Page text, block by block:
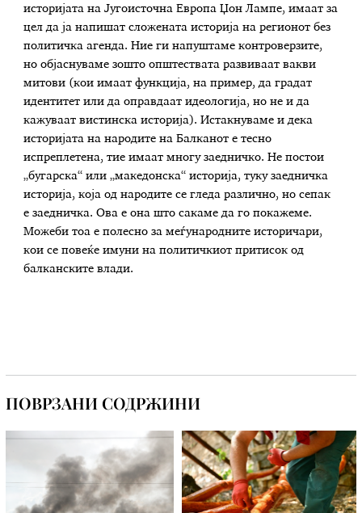
историјата на Југоисточна Европа Џон Лампе, имаат за
цел да ја напишат сложената историја на регионот без
политичка агенда. Ние ги напуштаме контроверзите,
но објаснуваме зошто општествата развиваат вакви
митови (кои имаат функција, на пример, да градат
идентитет или да оправдаат идеологија, но не и да
кажуваат вистинска историја). Истакнуваме и дека
историјата на народите на Балканот е тесно
испреплетена, тие имаат многу заедничко. Не постои
„бугарска“ или „македонска“ историја, туку заедничка
историја, која од народите се гледа различно, но сепак
е заедничка. Ова е она што сакаме да го покажеме.
Можеби тоа е полесно за меѓународните историчари,
кои се повеќе имуни на политичкиот притисок од
балканските влади.
ПОВРЗАНИ СОДРЖИНИ